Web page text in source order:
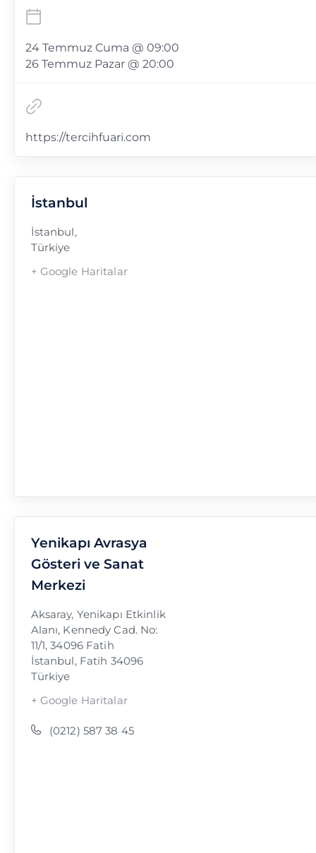
24 Temmuz Cuma @ 09:00
26 Temmuz Pazar @ 20:00
https://tercihfuari.com
İstanbul
İstanbul,
Türkiye
+ Google Haritalar
Yenikapı Avrasya
Gösteri ve Sanat
Merkezi
Aksaray, Yenikapı Etkinlik
Alanı, Kennedy Cad. No:
11/1, 34096 Fatih
İstanbul, Fatih 34096
Türkiye
+ Google Haritalar
(0212) 587 38 45